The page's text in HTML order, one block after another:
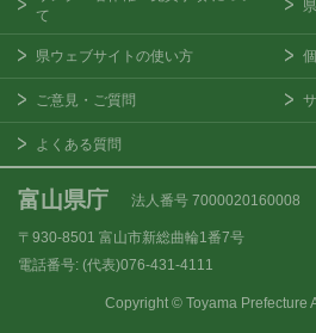
て
県ウェブサイトの使い方
ご意見・ご質問
よくある質問
富山県庁 法人番号 7000020160008
〒930-8501 富山市新総曲輪1番7号
電話番号: (代表)076-431-4111
Copyright © Toyama Prefecture